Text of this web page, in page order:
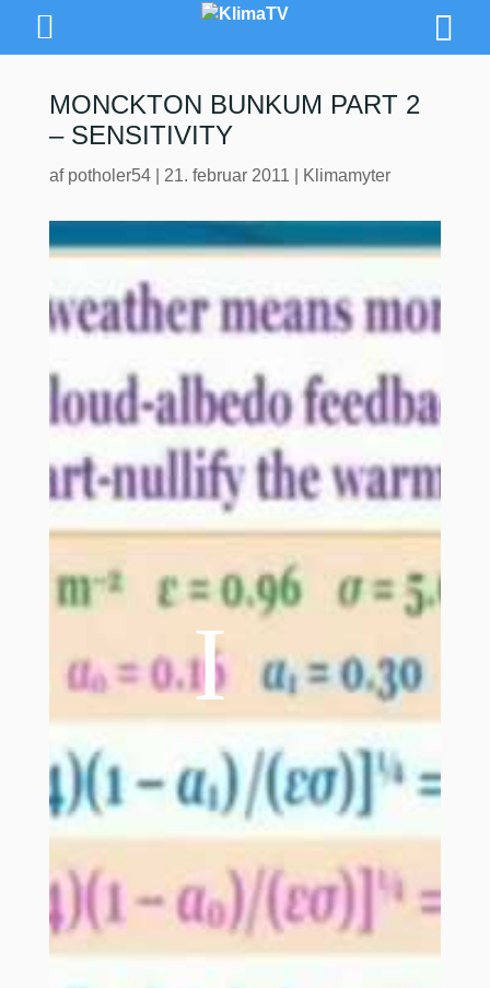
MONCKTON BUNKUM PART 2
– SENSITIVITY
af potholer54| 21. februar 2011 Klimamyter